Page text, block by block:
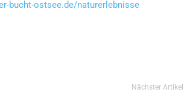
bucht-ostsee.de/naturerlebnisse
Nächster Artikel